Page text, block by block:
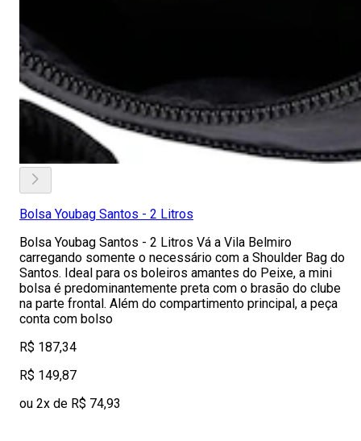
Bolsa Youbag Santos - 2 Litros
Bolsa Youbag Santos - 2 Litros Vá a Vila Belmiro
carregando somente o necessário com a Shoulder Bag do
Santos. Ideal para os boleiros amantes do Peixe, a mini
bolsa é predominantemente preta com o brasão do clube
na parte frontal. Além do compartimento principal, a peça
conta com bolso
R$ 187,34
R$ 149,87
ou 2x de R$ 74,93